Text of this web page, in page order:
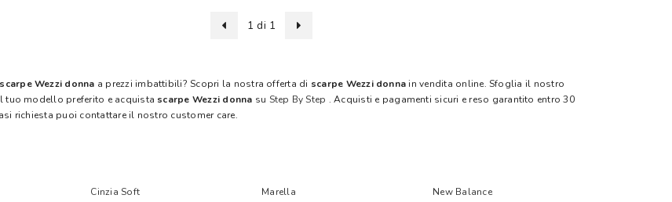
1 di 1
scarpe Wezzi donna a prezzi imbattibili? Scopri la nostra offerta di scarpe Wezzi donna in vendita online. Sfoglia il nostro
tuo modello preferito e acquista scarpe Wezzi donna su Step By Step . Acquisti e pagamenti sicuri e reso garantito entro 30
richiesta puoi contattare il nostro customer care.
Cinzia Soft Marella
New Balance